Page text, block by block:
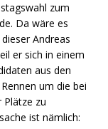
zum
Da wäre es
Andreas
er sich in einem
aus den
um die bei
Plätze zu
ist nämlich: